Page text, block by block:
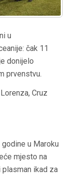
u
čak 11
donijelo
prvenstvu.
Cruz
u Maroku
mjesto na
ikad za